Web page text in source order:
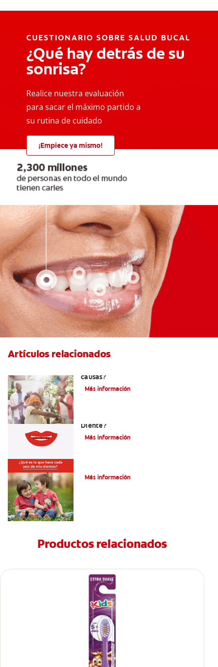
CUESTIONARIO SOBRE SALUD BUCAL
¿Qué hay detrás de su
sonrisa?
Realice nuestra evaluación
para sacar el máximo partido a
su rutina de cuidado
¡Empiece ya mismo!
Artículos relacionados
causas?
Más información
Diente?
Más información
Más información
Productos relacionados